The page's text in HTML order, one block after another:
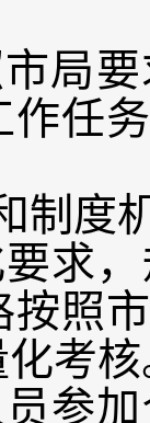
局
作任
制度
求
按照
考
参